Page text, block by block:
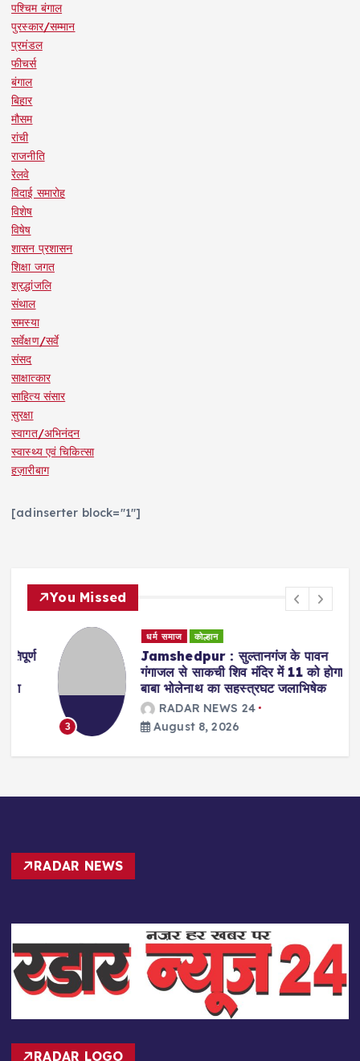
पश्चिम बंगाल
पुरस्कार/सम्मान
प्रमंडल
फीचर्स
बंगाल
बिहार
मौसम
रांची
राजनीति
रेलवे
विदाई समारोह
विशेष
विषेष
शासन प्रशासन
शिक्षा जगत
श्रद्धांजलि
संथाल
समस्या
सर्वेक्षण/सर्वे
संसद
साक्षात्कार
साहित्य संसार
सुरक्षा
स्वागत/अभिनंदन
स्वास्थ्य एवं चिकित्सा
हज़ारीबाग
[adinserter block="1"]
You Missed
धर्म समाज कोल्हान
Jamshedpur : सुल्तानगंज के पावन
गंगाजल से साकची शिव मंदिर में 11 को होगा
बाबा भोलेनाथ का सहस्त्रघट जलाभिषेक
RADAR NEWS 24
August 8, 2026
RADAR NEWS
RADAR LOGO